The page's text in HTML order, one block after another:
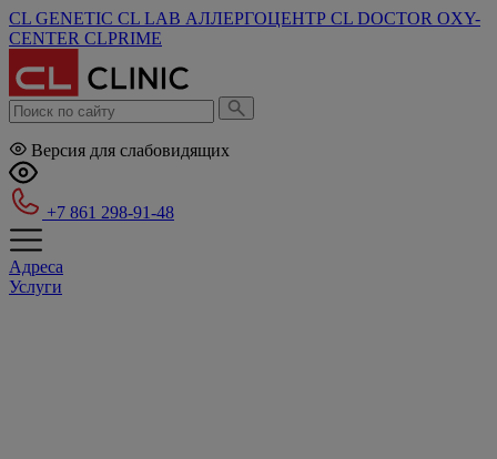
CL GENETIC CL LAB АЛЛЕРГОЦЕНТР CL DOCTOR OXY-
CENTER CLPRIME
Версия для слабовидящих
+7 861 298-91-48
Адреса
Услуги